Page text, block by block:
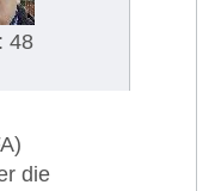
48
die